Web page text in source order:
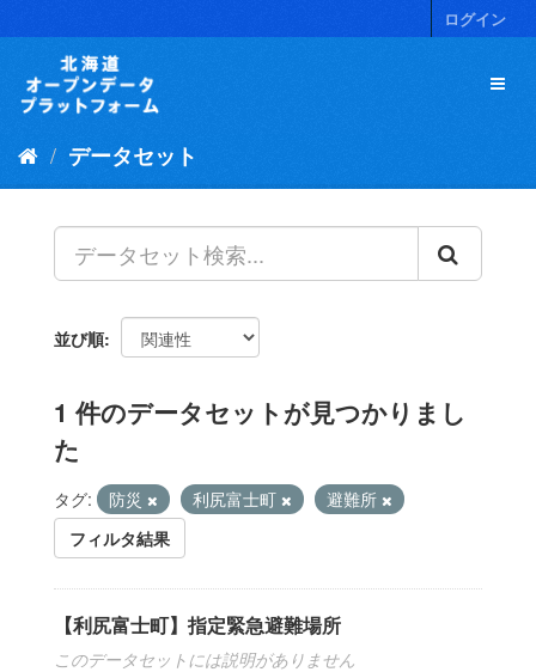
キ
ログイン
データセット
並び順
1 件のデータセットが見つかりまし
た
タグ: 防災 利尻富士町
避難所
フィルタ結果
【利尻富士町】指定緊急避難場所
このデータセットには説明がありません